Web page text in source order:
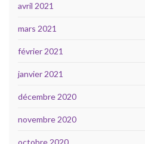
avril 2021
mars 2021
février 2021
janvier 2021
décembre 2020
novembre 2020